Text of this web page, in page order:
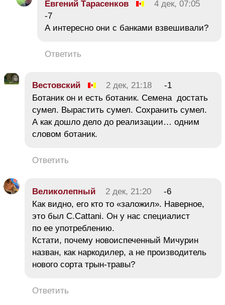
Евгений Тарасенков
4 дек, 07:05
-7
А интересно они с банками взвешивали?
Ответить
Вестовский 2 дек, 21:18
-1
Ботаник он и есть ботаник. Семена достать
сумел. Вырастить сумел. Сохранить сумел.
А как дошло дело до реализации… одним
словом ботаник.
Ответить
Великолепный 2 дек, 21:20
-6
Как видно, его кто то «заложил». Наверное,
это был C.Cattani. Он у нас специалист
по ее употреблению.
Кстати, почему новоиспеченный Мичурин
назван, как наркодилер, а не производитель
нового сорта трын-травы?
Ответить